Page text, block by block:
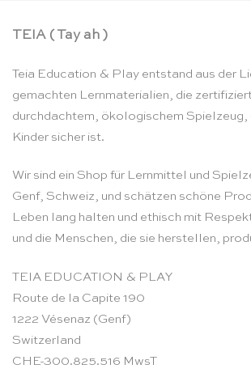
TEIA ( Tay ah )
Teia Education & Play entstand aus der
gemachten Lernmaterialien, die zertifiziert
durchdachtem, ökologischem Spielzeug,
Kinder sicher ist.
Wir sind ein Shop für Lernmittel und
Genf, Schweiz, und schätzen schöne
Leben lang halten und ethisch mit
und die Menschen, die sie herstellen,
TEIA EDUCATION & PLAY
Route de la Capite 190
1222 Vésenaz (Genf)
Switzerland
CHE-300.825.516 MwsT